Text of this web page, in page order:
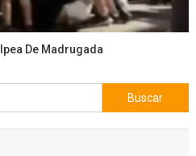
De Madrugada
Buscar: